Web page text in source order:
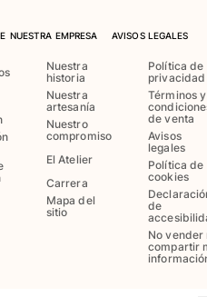
NUESTRA EMPRESA
Nuestra
historia
Nuestra
artesanía
Nuestro
compromiso
El Atelier
Carrera
Mapa del
sitio
AVISOS LEGALES
Política de
privacidad
Términos y
de venta
Avisos
legales
Política de
cookies
de
No vender
compartir